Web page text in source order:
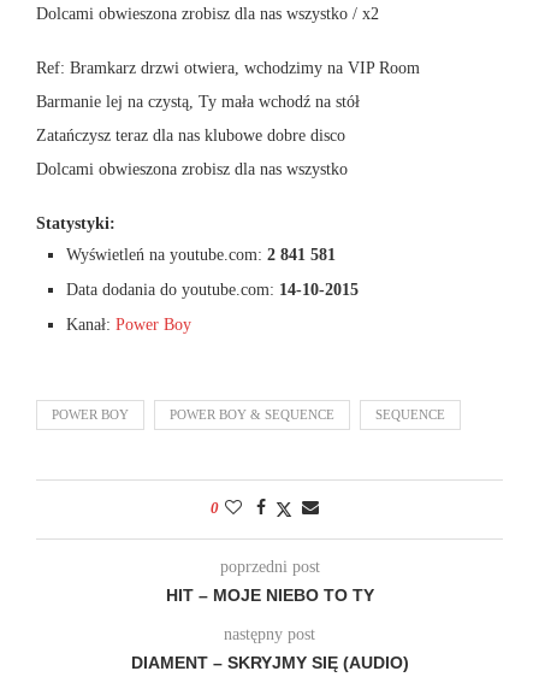
Dolcami obwieszona zrobisz dla nas wszystko / x2
Ref: Bramkarz drzwi otwiera, wchodzimy na VIP Room
Barmanie lej na czystą, Ty mała wchodź na stół
Zatańczysz teraz dla nas klubowe dobre disco
Dolcami obwieszona zrobisz dla nas wszystko
Statystyki:
Wyświetleń na youtube.com: 2 841 581
Data dodania do youtube.com: 14-10-2015
Kanał: Power Boy
POWER BOY POWER BOY & SEQUENCE SEQUENCE
0
poprzedni post
HIT – MOJE NIEBO TO TY
następny post
DIAMENT – SKRYJMY SIĘ (AUDIO)